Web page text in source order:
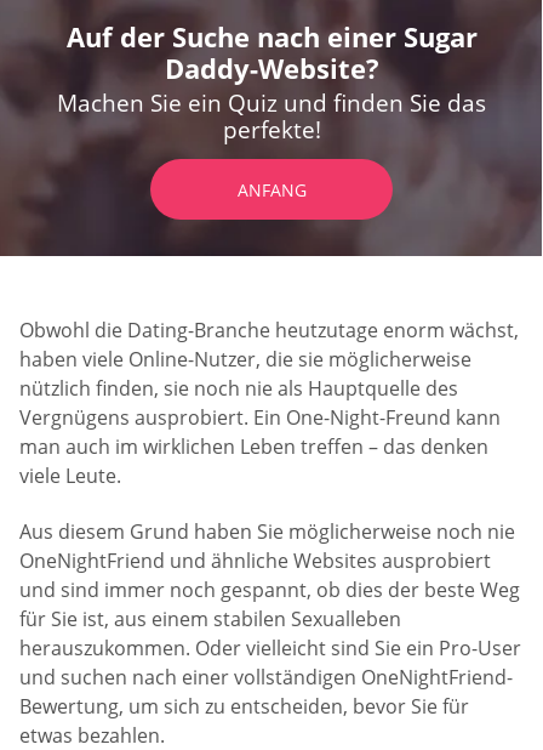
Auf der Suche nach einer Sugar
Daddy-Website?
Machen Sie ein Quiz und finden Sie das
perfekte!
ANFANG
Obwohl die Dating-Branche heutzutage enorm wächst,
haben viele Online-Nutzer, die sie möglicherweise
nützlich finden, sie noch nie als Hauptquelle des
Vergnügens ausprobiert. Ein One-Night-Freund kann
man auch im wirklichen Leben treffen – das denken
viele Leute.
Aus diesem Grund haben Sie möglicherweise noch nie
OneNightFriend und ähnliche Websites ausprobiert
und sind immer noch gespannt, ob dies der beste Weg
für Sie ist, aus einem stabilen Sexualleben
herauszukommen. Oder vielleicht sind Sie ein Pro-User
und suchen nach einer vollständigen OneNightFriend-
Bewertung, um sich zu entscheiden, bevor Sie für
etwas bezahlen.